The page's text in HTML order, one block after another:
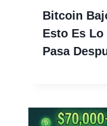
Bitcoin
Esto Es
Pasa